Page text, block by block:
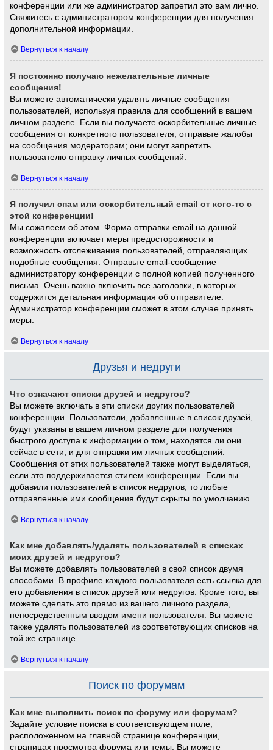
конференции или же администратор запретил это вам лично.
Свяжитесь с администратором конференции для получения
дополнительной информации.
Вернуться к началу
Я постоянно получаю нежелательные личные
сообщения!
Вы можете автоматически удалять личные сообщения
пользователей, используя правила для сообщений в вашем
личном разделе. Если вы получаете оскорбительные личные
сообщения от конкретного пользователя, отправьте жалобы
на сообщения модераторам; они могут запретить
пользователю отправку личных сообщений.
Вернуться к началу
Я получил спам или оскорбительный email от кого-то с
этой конференции!
Мы сожалеем об этом. Форма отправки email на данной
конференции включает меры предосторожности и
возможность отслеживания пользователей, отправляющих
подобные сообщения. Отправьте email-сообщение
администратору конференции с полной копией полученного
письма. Очень важно включить все заголовки, в которых
содержится детальная информация об отправителе.
Администратор конференции сможет в этом случае принять
меры.
Вернуться к началу
Друзья и недруги
Что означают списки друзей и недругов?
Вы можете включать в эти списки других пользователей
конференции. Пользователи, добавленные в список друзей,
будут указаны в вашем личном разделе для получения
быстрого доступа к информации о том, находятся ли они
сейчас в сети, и для отправки им личных сообщений.
Сообщения от этих пользователей также могут выделяться,
если это поддерживается стилем конференции. Если вы
добавили пользователей в список недругов, то любые
отправленные ими сообщения будут скрыты по умолчанию.
Вернуться к началу
Как мне добавлять/удалять пользователей в списках
моих друзей и недругов?
Вы можете добавлять пользователей в свой список двумя
способами. В профиле каждого пользователя есть ссылка для
его добавления в список друзей или недругов. Кроме того, вы
можете сделать это прямо из вашего личного раздела,
непосредственным вводом имени пользователя. Вы можете
также удалять пользователей из соответствующих списков на
той же странице.
Вернуться к началу
Поиск по форумам
Как мне выполнить поиск по форуму или форумам?
Задайте условие поиска в соответствующем поле,
расположенном на главной странице конференции,
страницах просмотра форума или темы. Вы можете